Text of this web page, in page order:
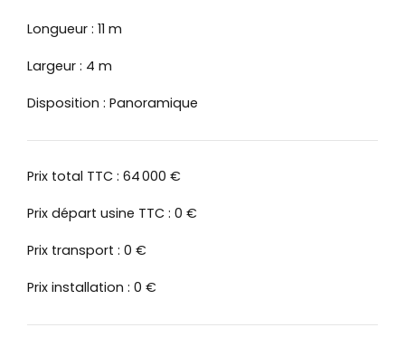
Longueur : 11 m
Largeur : 4 m
Disposition : Panoramique
Prix total TTC : 64 000 €
Prix départ usine TTC : 0 €
Prix transport : 0 €
Prix installation : 0 €